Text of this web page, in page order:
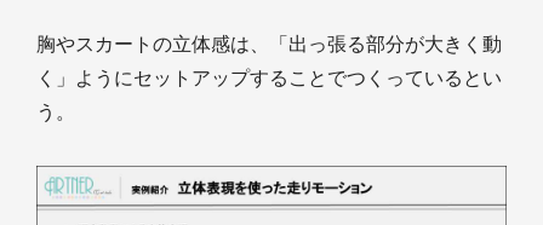
胸やスカートの立体感は、「出っ張る部分が大きく動
く」ようにセットアップすることでつくっているとい
う。